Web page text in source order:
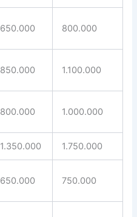
650.000 800.000
850.000 1.100.000
800.000 1.000.000
1.350.000 1.750.000
650.000 750.000